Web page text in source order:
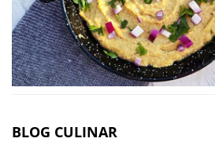
BLOG CULINAR